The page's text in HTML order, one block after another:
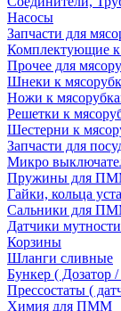
Насосы
Запчасти для
Комплектующие к
Прочее для
Шнеки к
Ножи к
Решетки к
Шестерни к
Запчасти для
Микро
Пружины для
Гайки, кольца
Сальники для
Датчики мутности
Корзины
Шланги сливные
Бункер ( Дозатор
Прессостаты (
Химия для ПММ